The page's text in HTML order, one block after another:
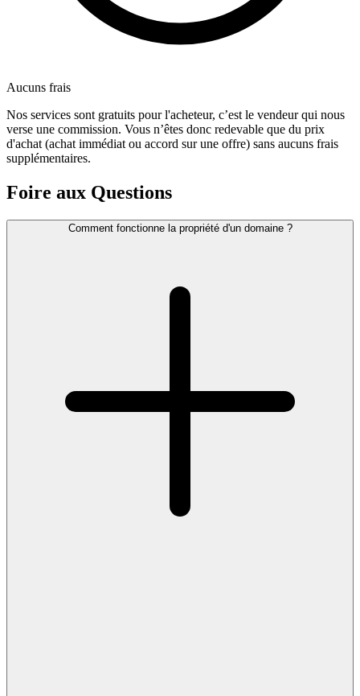
Aucuns frais
Nos services sont gratuits pour l'acheteur, c’est le vendeur qui nous
verse une commission. Vous n’êtes donc redevable que du prix
d'achat (achat immédiat ou accord sur une offre) sans aucuns frais
supplémentaires.
Foire aux Questions
Comment fonctionne la propriété d'un domaine ?